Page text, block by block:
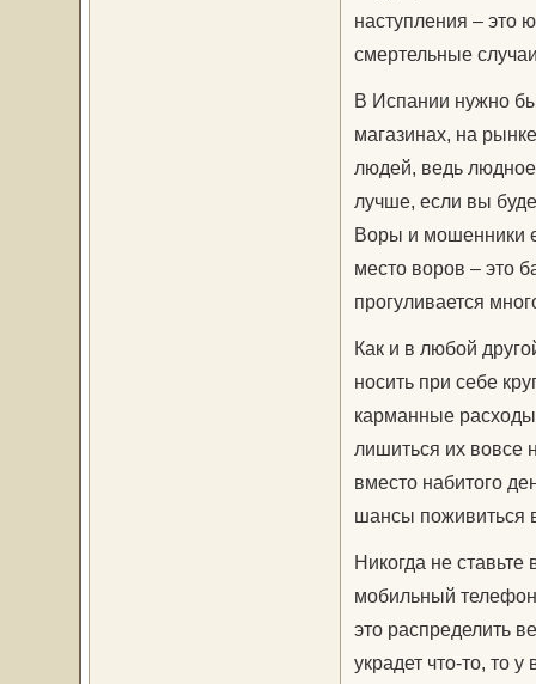
наступления – это
смертельные
В Испании нужно
магазинах, на
людей, ведь людное
лучше, если вы
Воры и мошенники
место воров – это
прогуливается
Как и в любой
носить при себе
карманные
лишиться их вовсе
вместо набитого
шансы поживиться
Никогда не
мобильный
это распределить
украдет что-то, то